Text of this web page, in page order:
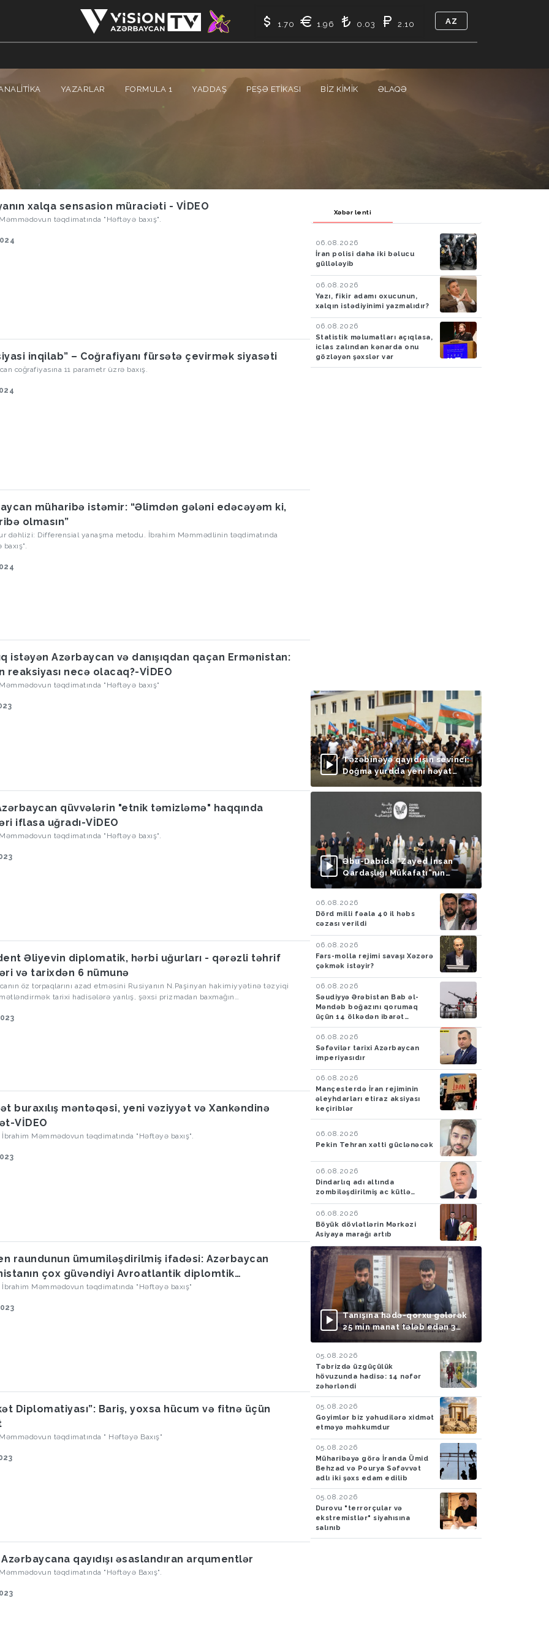
YAZARLAR FORMULA 1 YADDAŞ PEŞƏ ETIKASI BIZ KIMIK ƏLAQƏ
1.70 1.96 0.03 2.10 AZ
xalqa sensasion müraciəti - VİDEO
təqdimatında "Həftəyə baxış".
inqilab” – Coğrafiyanı fürsətə çevirmək siyasəti
coğrafiyasına 11 parametr üzrə baxış.
müharibə istəmir: “Əlimdən gələni edəcəyəm ki,
olmasın”
dəhlizi: Differensial yanaşma metodu. İbrahim Məmmədlinin təqdimatında
istəyən Azərbaycan və danışıqdan qaçan Ermənistan:
reaksiyası necə olacaq?-VİDEO
təqdimatında "Həftəyə baxış"
qüvvələrin "etnik təmizləmə" haqqında
iflasa uğradı-VİDEO
təqdimatında "Həftəyə baxış".
Əliyevin diplomatik, hərbi uğurları - qərəzli təhrif
və tarixdən 6 nümunə
öz torpaqlarını azad etməsini Rusiyanın N.Paşinyan hakimiyyətinə təzyiqi
tarixi hadisələrə yanlış, şəxsi prizmadan baxmağın
olunubsa, bu siyasətçinin situasiyanı doğru qiymətləndirməsi, yüksək
buraxılış məntəqəsi, yeni vəziyyət və Xankəndinə
VİDEO
İbrahim Məmmədovun təqdimatında "Həftəyə baxış".
raundunun ümumiləşdirilmiş ifadəsi: Azərbaycan
çox güvəndiyi Avroatlantik diplomtik
məğlub etdi
İbrahim Məmmədovun təqdimatında "Həftəyə baxış"
Diplomatiyası”: Bariş, yoxsa hücum və fitnə üçün
təqdimatında " Həftəyə Baxış"
qayıdışı əsaslandıran arqumentlər
təqdimatında "Həftəyə Baxış".
Xəbər lenti
06.08.2026
İran polisi daha iki bəlucu
güllələyib
06.08.2026
Yazı, fikir adamı oxucunun,
xalqın istədiyinimi yazmalıdır?
06.08.2026
Statistik məlumatları açıqlasa,
iclas zalından kənarda onu
gözləyən şəxslər var
Təzəbinəyə qayıdışın sevinci:
Doğma yurdda yeni həyat
başlayır
Əbu-Dabidə “Zayed İnsan
Qardaşlığı Mükafatı”nın
təqdimolunma mərasimi
06.08.2026
Dörd milli fəala 40 il həbs
cəzası verildi
06.08.2026
Fars-molla rejimi savaşı Xəzərə
çəkmək istəyir?
06.08.2026
Səudiyyə Ərəbistan Bab əl-
Məndəb boğazını qorumaq
üçün 14 ölkədən ibarət
müdafiə koalisiyası yaradıb
06.08.2026
Səfəvilər tarixi Azərbaycan
imperiyasıdır
06.08.2026
Mançesterdə İran rejiminin
əleyhdarları etiraz aksiyası
keçiriblər
06.08.2026
Pekin Tehran xətti güclənəcək
06.08.2026
Dindarlıq adı altında
zombiləşdirilmiş ac kütlə…
06.08.2026
Böyük dövlətlərin Mərkəzi
Asiyaya marağı artıb
Tanışına hədə-qorxu gələrək
25 min manat tələb edən 3
nəfər saxlanılıb
05.08.2026
Təbrizdə üzgüçülük
hövuzunda hadisə: 14 nəfər
zəhərləndi
05.08.2026
Goyimlər biz yəhudilərə xidmət
etməyə məhkumdur
05.08.2026
Müharibəyə görə İranda Ümid
Behzad və Pourya Səfəvvət
adlı iki şəxs edam edilib
05.08.2026
Durovu "terrorçular və
ekstremistlər" siyahısına
salınıb